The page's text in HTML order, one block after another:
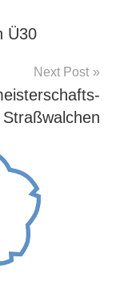
Ü30
Next Post